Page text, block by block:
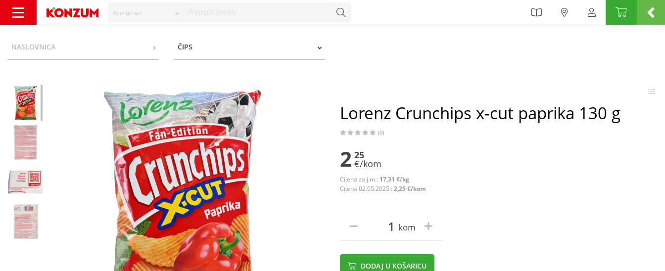
Asortiman
NASLOVNICA ČIPS
Lorenz Crunchips x-cut paprika 130 g
(0)
2 25
€/kom
Cijena za j.m.: 17,31 €/kg
Cijena 02.05.2025.: 2,25 €/kom
kom
DODAJ U KOŠARICU